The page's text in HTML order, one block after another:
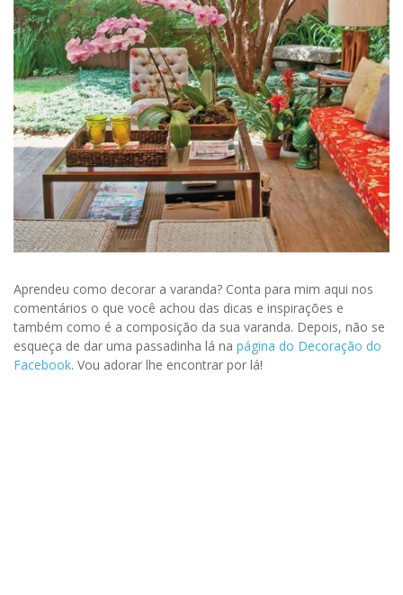
Aprendeu como decorar a varanda? Conta para mim aqui nos
comentários o que você achou das dicas e inspirações e
também como é a composição da sua varanda. Depois, não se
esqueça de dar uma passadinha lá na página do Decoração do
Facebook. Vou adorar lhe encontrar por lá!